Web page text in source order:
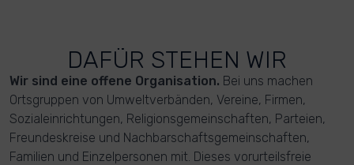
DAFÜR STEHEN WIR
Wir sind eine offene Organisation. Bei uns machen
Ortsgruppen von Umweltverbänden, Vereine, Firmen,
Sozialeinrichtungen, Religionsgemeinschaften, Parteien,
Freundeskreise und Nachbarschaftsgemeinschaften,
Familien und Einzelpersonen mit. Dieses vorurteilsfreie